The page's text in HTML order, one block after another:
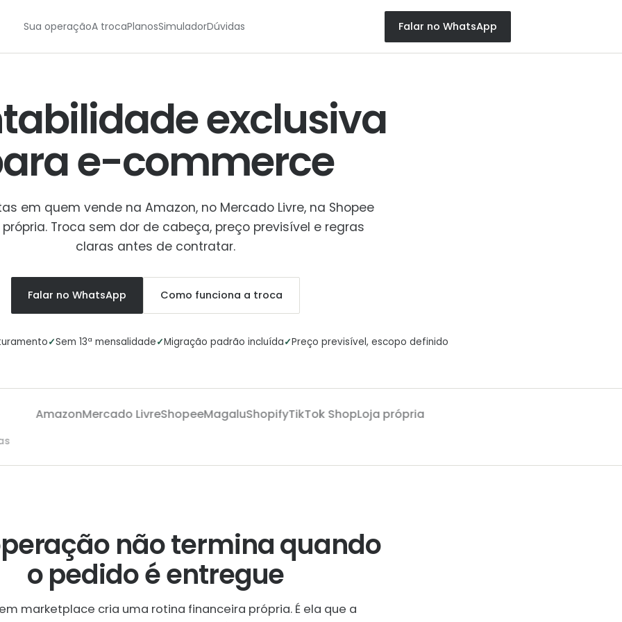
Sua operaçãoA trocaPlanosSimuladorDúvidas Falar no WhatsApp
exclusiva
e-commerce
em quem vende na Amazon, no Mercado Livre, na Shopee
Troca sem dor de cabeça, preço previsível e regras
claras antes de contratar.
Falar no WhatsApp Como funciona a troca
✓Sem 13ª mensalidade✓Migração padrão incluída✓Preço previsível, escopo definido
AmazonMercado LivreShopeeMagaluShopifyTikTok ShopLoja própria
não termina quando
o pedido é entregue
marketplace cria uma rotina financeira própria. É ela que a